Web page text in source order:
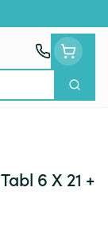
Zoek
6 X 21 +